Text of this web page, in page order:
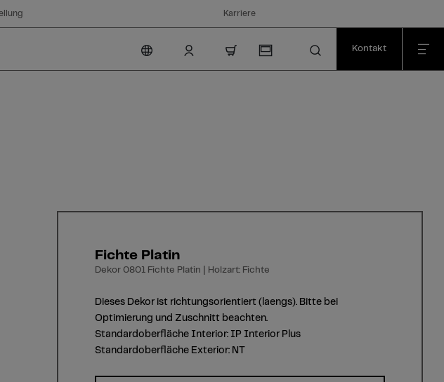
Karriere
Kontakt
Fichte Platin
Dekor 0801 Fichte Platin | Holzart: Fichte
Dieses Dekor ist richtungsorientiert (laengs). Bitte bei
Optimierung und Zuschnitt beachten.
Standardoberfläche Interior: IP Interior Plus
Standardoberfläche Exterior: NT